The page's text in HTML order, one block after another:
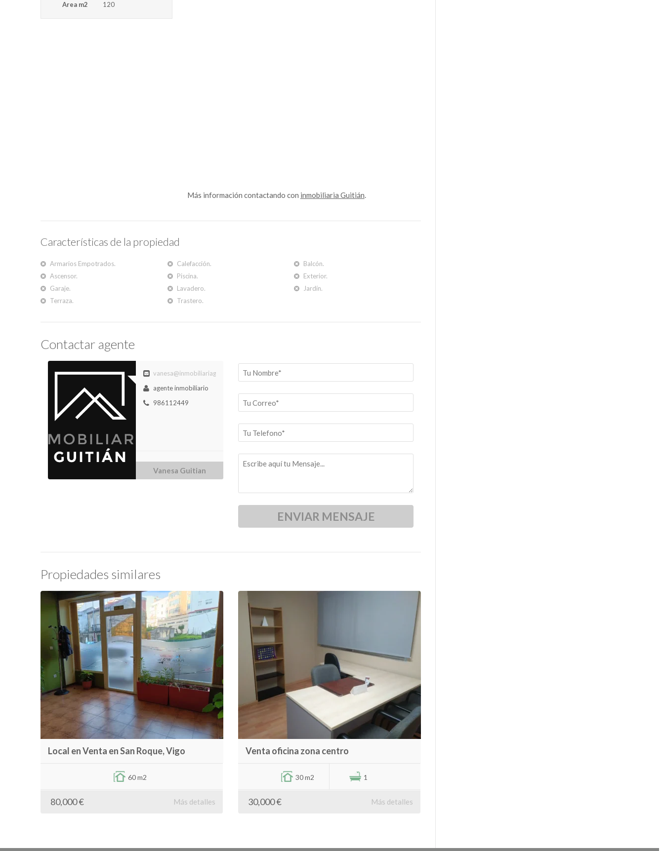
Area m2
120
Más información contactando con inmobiliaria Guitián.
Características de la propiedad
Armarios Empotrados. Calefacción.
Balcón.
Ascensor.
Piscina.
Exterior.
Garaje.
Lavadero.
Jardín.
Terraza.
Trastero.
Contactar agente
vanesa@inmobiliariaguitian.com
agente inmobiliario
986112449
Vanesa Guitian
Propiedades similares
Local en Venta en San Roque, Vigo
60 m2
80,000 € Más detalles
Venta oficina zona centro
30 m2 1
30,000 € Más detalles